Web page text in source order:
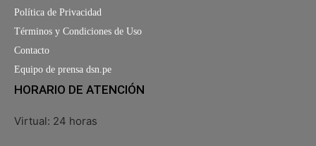
Política de Privacidad
Términos y Condiciones de Uso
Contacto
Equipo de prensa dsn.pe
HORARIO DE ATENCIÓN
Virtual: 24 horas